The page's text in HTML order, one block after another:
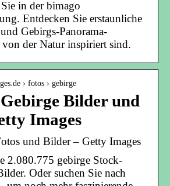
in der bimago
Entdecken Sie erstaunliche
Gebirgs-Panorama-
der Natur inspiriert sind.
› fotos › gebirge
Bilder und
Images
und Bilder – Getty Images
2.080.775 gebirge Stock-
Oder suchen Sie nach